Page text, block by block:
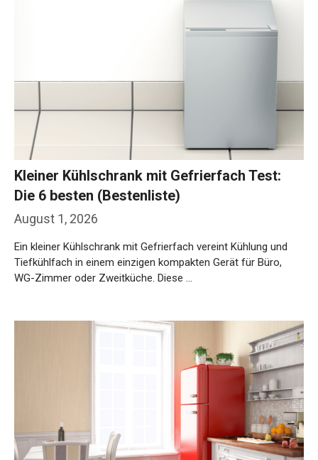
August 1, 2026
Kleiner Kühlschrank mit Gefrierfach Test:
Die 6 besten (Bestenliste)
Ein kleiner Kühlschrank mit Gefrierfach vereint Kühlung und
Tiefkühlfach in einem einzigen kompakten Gerät für Büro,
WG-Zimmer oder Zweitküche. Diese …